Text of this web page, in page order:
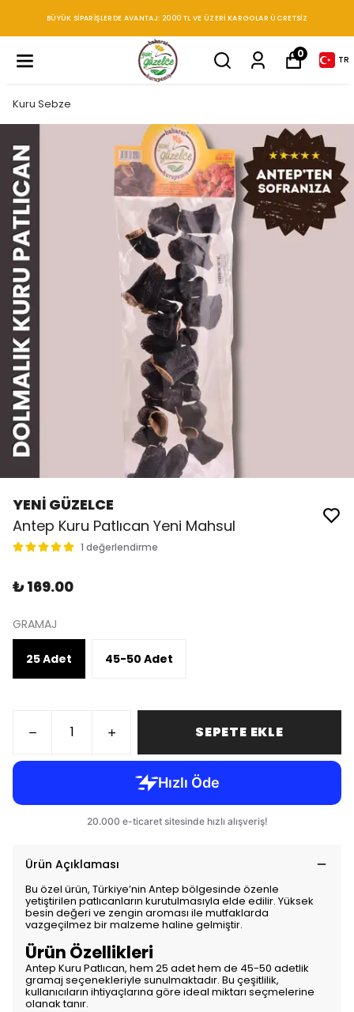
BÜYÜK SIPARIŞLERDE AVANTAJ: 2000 TL VE ÜZERI KARGOLAR ÜCRETSIZ
0 TR
Kuru Sebze
YENİ GÜZELCE
Antep Kuru Patlıcan Yeni Mahsul
1 değerlendirme
₺ 169.00
GRAMAJ
25 Adet 45-50 Adet
SEPETE EKLE
Ürün Açıklaması
Bu özel ürün, Türkiye’nin Antep bölgesinde özenle
yetiştirilen patlıcanların kurutulmasıyla elde edilir. Yüksek
besin değeri ve zengin aroması ile mutfaklarda
vazgeçilmez bir malzeme haline gelmiştir.
Ürün Özellikleri
Antep Kuru Patlıcan, hem 25 adet hem de 45-50 adetlik
gramaj seçenekleriyle sunulmaktadır. Bu çeşitlilik,
kullanıcıların ihtiyaçlarına göre ideal miktarı seçmelerine
olanak tanır.